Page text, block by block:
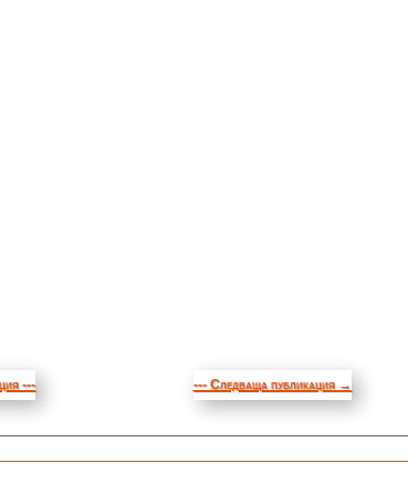
--- --- Следваща публикация →